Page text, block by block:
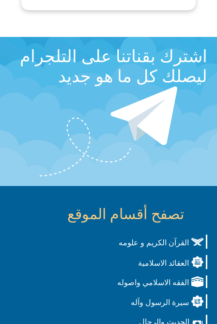
اشترك بقناتنا على التلجرام
ليصلك كل ما هو جديد
تصفح أقسام الموقع
القرآن الكريم و علومه
العقائد الاسلامية
الفقه الاسلامي واصوله
سيرة الرسول وآله
الحديث والرجال